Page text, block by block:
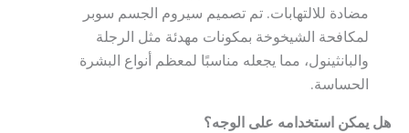
مضادة للالتهابات. تم تصميم سيروم الجسم سوبر
لمكافحة الشيخوخة بمكونات مهدئة مثل الرجلة
والبانثينول، مما يجعله مناسبًا لمعظم أنواع البشرة
الحساسة.
هل يمكن استخدامه على الوجه؟